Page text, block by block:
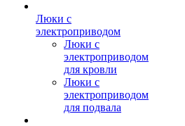
Люки с
электроприводом
Люки с
электроприводом
для кровли
Люки с
электроприводом
для подвала